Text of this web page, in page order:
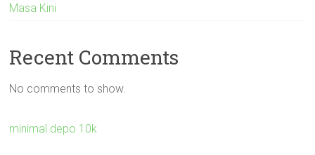
Masa Kini
Recent Comments
No comments to show.
minimal depo 10k